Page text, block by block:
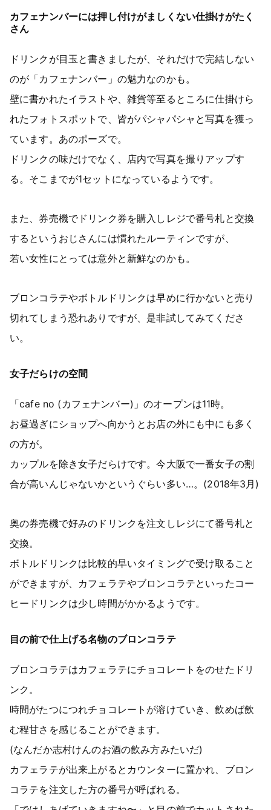
カフェナンバーには押し付けがましくない仕掛けがたく
さん
ドリンクが目玉と書きましたが、それだけで完結しない
のが「カフェナンバー」の魅力なのかも。
壁に書かれたイラストや、雑貨等至るところに仕掛けら
れたフォトスポットで、皆がパシャパシャと写真を獲っ
ています。あのポーズで。
ドリンクの味だけでなく、店内で写真を撮りアップす
る。そこまでが1セットになっているようです。
また、券売機でドリンク券を購入しレジで番号札と交換
するというおじさんには慣れたルーティンですが、
若い女性にとっては意外と新鮮なのかも。
ブロンコラテやボトルドリンクは早めに行かないと売り
切れてしまう恐れありですが、是非試してみてくださ
い。
女子だらけの空間
「cafe no (カフェナンバー)」のオープンは11時。
お昼過ぎにショップへ向かうとお店の外にも中にも多く
の方が。
カップルを除き女子だらけです。今大阪で一番女子の割
合が高いんじゃないかというぐらい多い…。(2018年3月)
奥の券売機で好みのドリンクを注文しレジにて番号札と
交換。
ボトルドリンクは比較的早いタイミングで受け取ること
ができますが、カフェラテやブロンコラテといったコー
ヒードリンクは少し時間がかかるようです。
目の前で仕上げる名物のブロンコラテ
ブロンコラテはカフェラテにチョコレートをのせたドリ
ンク。
時間がたつにつれチョコレートが溶けていき、飲めば飲
む程甘さを感じることができます。
(なんだか志村けんのお酒の飲み方みたいだ)
カフェラテが出来上がるとカウンターに置かれ、ブロン
コラテを注文した方の番号が呼ばれる。